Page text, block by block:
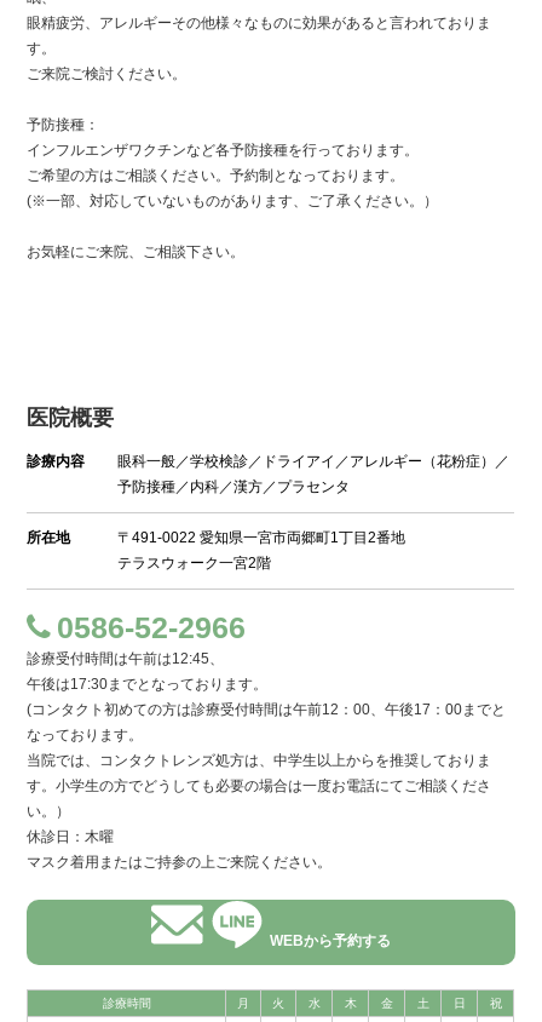
眼精疲労、アレルギーその他様々なものに効果があると言われておりま
す。
ご来院ご検討ください。
予防接種：
インフルエンザワクチンなど各予防接種を行っております。
ご希望の方はご相談ください。予約制となっております。
(※一部、対応していないものがあります、ご了承ください。）
お気軽にご来院、ご相談下さい。
医院概要
診療内容
眼科一般／学校検診／ドライアイ／アレルギー（花粉症）／
予防接種／内科／漢方／プラセンタ
所在地
〒491-0022 愛知県一宮市両郷町1丁目2番地
テラスウォーク一宮2階
0586-52-2966
診療受付時間は午前は12:45、
午後は17:30までとなっております。
(コンタクト初めての方は診療受付時間は午前12：00、午後17：00までと
なっております。
当院では、コンタクトレンズ処方は、中学生以上からを推奨しておりま
す。小学生の方でどうしても必要の場合は一度お電話にてご相談くださ
い。）
休診日：木曜
マスク着用またはご持参の上ご来院ください。
WEBから予約する
診療時間 月 火 水 木 金 土 日
祝